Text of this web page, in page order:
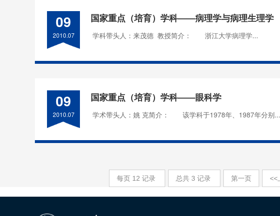
09
2010.07
国家重点（培育）学科——病理学与病理生理学
学科带头人：来茂德 教授简介： 浙江大学病理学...
09
2010.07
国家重点（培育）学科——眼科学
学术带头人：姚 克简介： 该学科于1978年、1987年分别...
每页 12 记录 总共 3 记录 第一页 <<